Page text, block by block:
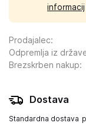
informacij
Prodajalec:
Odpremlja iz
Brezskrben nakup:
Dostava
Standardna dostava